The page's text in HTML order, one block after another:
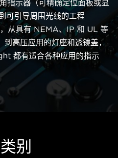
示器（可精确定位面板或显
可引导周围光线的工程
从具有 NEMA、IP 和 UL 等
高压应用的灯座和透镜盖，
都有适合各种应用的指示
别